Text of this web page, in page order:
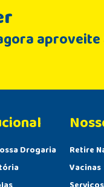
aproveite
Drogaria
Retire
Vacinas